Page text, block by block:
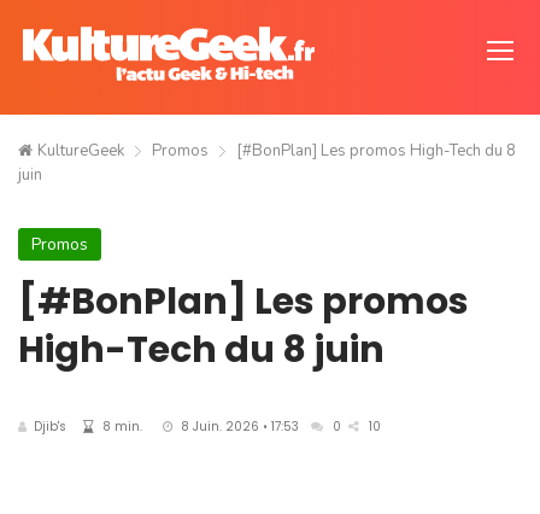
KultureGeek Promos
[#BonPlan] Les promos High-Tech du 8
juin
Promos
[#BonPlan] Les promos
High-Tech du 8 juin
Djib's 8 min. 8 Juin. 2026 • 17:53 0 10